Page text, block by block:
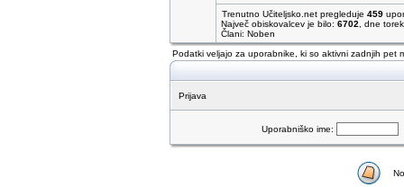
Trenutno Učiteljsko.net pregleduje 459
Največ obiskovalcev je bilo: 6702 , dne
Člani: Noben
Podatki veljajo za uporabnike, ki so aktivni zadnjih pet
Prijava
Uporabniško ime: